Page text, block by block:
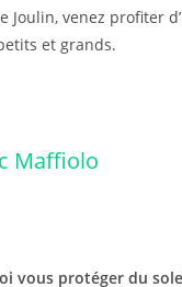
Joulin, venez profiter
et grands.
Maffiolo
vous protéger du